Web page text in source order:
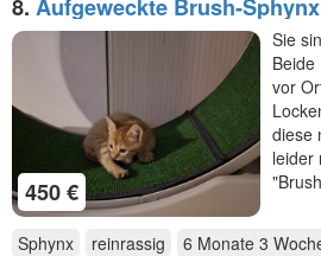
8. Aufgeweckte Brush-
neues Zuhause
450 €
Sie
Beide
vor
diese
leider
Sphynx reinrassig 6 Monate 3